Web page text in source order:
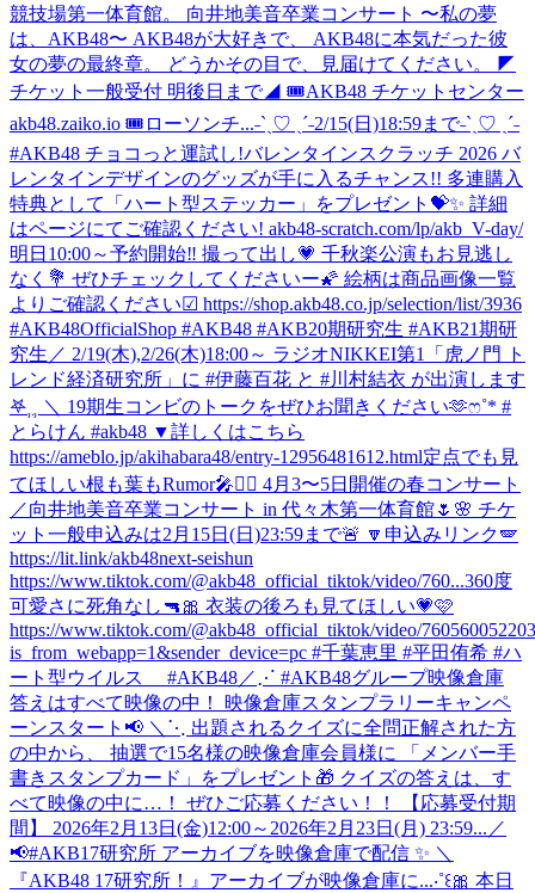
競技場第一体育館。 向井地美音卒業コンサート 〜私の夢
は、AKB48〜 AKB48が大好きで、 AKB48に本気だった彼
女の夢の最終章。 どうかその目で、見届けてください。 ◤
チケット一般受付 明後日まで◢ 🎟AKB48 チケットセンター
akb48.zaiko.io 🎟ローソンチ...˗ˋˏ♡ ˎˊ˗2/15(日)18:59まで˗ˋˏ♡ ˎˊ˗
#AKB48 チョコっと運試し!バレンタインスクラッチ 2026 バ
レンタインデザインのグッズが手に入るチャンス!! 多連購入
特典として「ハート型ステッカー」をプレゼント💝✨ 詳細
はページにてご確認ください! akb48-scratch.com/lp/akb_V-day/
明日10:00～予約開始‼️ 撮って出し💗 千秋楽公演もお見逃し
なく💐 ぜひチェックしてくださいー🌠 絵柄は商品画像一覧
よりご確認ください☑ https://shop.akb48.co.jp/selection/list/3936
#AKB48OfficialShop #AKB48 #AKB20期研究生 #AKB21期研
究生 ／ 2/19(木),2/26(木)18:00～ ラジオNIKKEI第1「虎ノ門 ト
レンド経済研究所」に #伊藤百花 と #川村結衣 が出演します
𖤐⸒⸒ ＼ 19期生コンビのトークをぜひお聞きください🫶ෆ˚* #
とらけん #akb48 ▼詳しくはこちら
https://ameblo.jp/akihabara48/entry-12956481612.html定点でも見
てほしい根も葉もRumor🎤❤️‍🔥 4月3〜5日開催の春コンサート
／向井地美音卒業コンサート in 代々木第一体育館🌷🌸 チケ
ット一般申込みは2月15日(日)23:59まで🚨 🔽申込みリンク🪽
https://lit.link/akb48next-seishun
https://www.tiktok.com/@akb48_official_tiktok/video/760...360度
可愛さに死角なし🔫🎀 衣装の後ろも見てほしい💗🩷
https://www.tiktok.com/@akb48_official_tiktok/video/
is_from_webapp=1&sender_device=pc #千葉恵里 #平田侑希 #ハ
ート型ウイルス #AKB48／⋰ #AKB48グループ映像倉庫
答えはすべて映像の中！ 映像倉庫スタンプラリーキャンペ
ーンスタート📢 ＼⋱ 出題されるクイズに全問正解された方
の中から、 抽選で15名様の映像倉庫会員様に 「メンバー手
書きスタンプカード」をプレゼント🎁 クイズの答えは、す
べて映像の中に…！ ぜひご応募ください！！ 【応募受付期
間】 2026年2月13日(金)12:00～2026年2月23日(月) 23:59... ／
📢#AKB17研究所 アーカイブを映像倉庫で配信 ✨ ＼
『AKB48 17研究所！』アーカイブが映像倉庫に...‧˚꒰🎀 本日